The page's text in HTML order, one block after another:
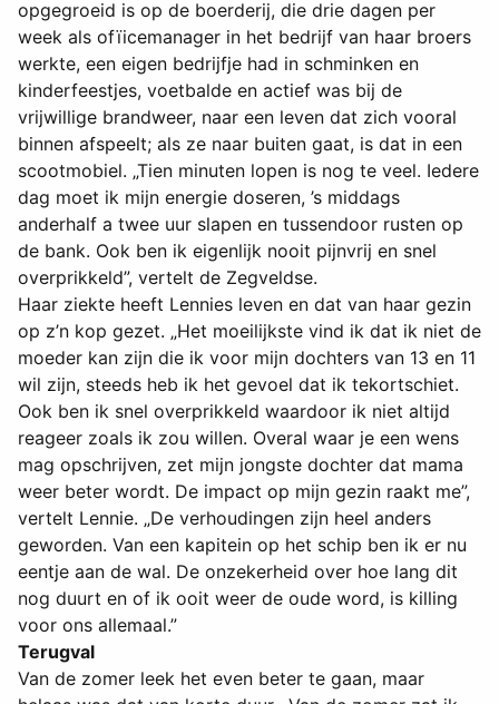
opgegroeid is op de boerderij, die drie dagen per
week als ofïicemanager in het bedrijf van haar broers
werkte, een eigen bedrijfje had in schminken en
kinderfeestjes, voetbalde en actief was bij de
vrijwillige brandweer, naar een leven dat zich vooral
binnen afspeelt; als ze naar buiten gaat, is dat in een
scootmobiel. „Tien minuten lopen is nog te veel. Iedere
dag moet ik mijn energie doseren, ’s middags
anderhalf a twee uur slapen en tussendoor rusten op
de bank. Ook ben ik eigenlijk nooit pijnvrij en snel
overprikkeld”, vertelt de Zegveldse.
Haar ziekte heeft Lennies leven en dat van haar gezin
op z’n kop gezet. „Het moeilijkste vind ik dat ik niet de
moeder kan zijn die ik voor mijn dochters van 13 en 11
wil zijn, steeds heb ik het gevoel dat ik tekortschiet.
Ook ben ik snel overprikkeld waardoor ik niet altijd
reageer zoals ik zou willen. Overal waar je een wens
mag opschrijven, zet mijn jongste dochter dat mama
weer beter wordt. De impact op mijn gezin raakt me”,
vertelt Lennie. „De verhoudingen zijn heel anders
geworden. Van een kapitein op het schip ben ik er nu
eentje aan de wal. De onzekerheid over hoe lang dit
nog duurt en of ik ooit weer de oude word, is killing
voor ons allemaal.”
Terugval
Van de zomer leek het even beter te gaan, maar